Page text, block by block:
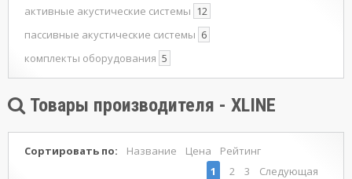
активные акустические системы 12
пассивные акустические системы 6
комплекты оборудования 5
Товары производителя - XLINE
Сортировать по: Название Цена
Рейтинг
1
2 3 Следующая